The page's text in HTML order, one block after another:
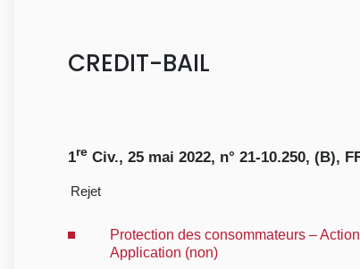
CREDIT-BAIL
1re Civ., 25 mai 2022, n° 21-10.250, (B),
Rejet
Protection des consommateurs –
Application (non)